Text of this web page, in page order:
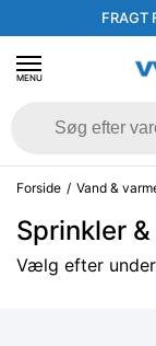
FRAGT
MENU
Forside / Vand &
Sprinkler &
Vælg efter